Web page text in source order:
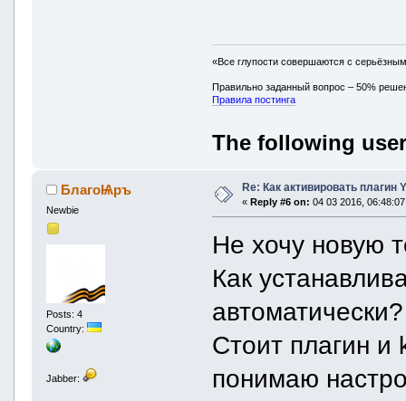
«Все глупости совершаются с
Правильно заданный вопрос – 50%
Правила постинга
The following
БлагоѨръ
Newbie
Posts: 4
Country:
Jabber:
Re: Как активировать плагин
« Reply #6 on: 04 03 2016,
Не хочу новую
Как
автоматически?
Стоит плагин и
понимаю